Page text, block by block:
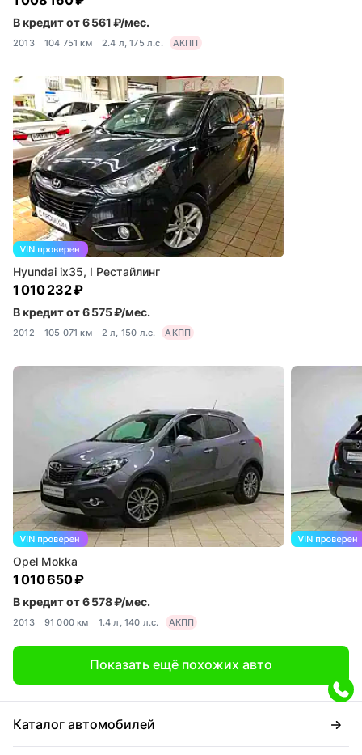
В кредит от 6 561 ₽/мес.
2013 104 751 км 2.4 л, 175 л.с. АКПП
Hyundai ix35, I Рестайлинг
1 010 232 ₽
В кредит от 6 575 ₽/мес.
2012 105 071 км 2 л, 150 л.с. АКПП
Opel Mokka
1 010 650 ₽
В кредит от 6 578 ₽/мес.
2013 91 000 км 1.4 л, 140 л.с. АКПП
Показать ещё похожих авто
Каталог автомобилей